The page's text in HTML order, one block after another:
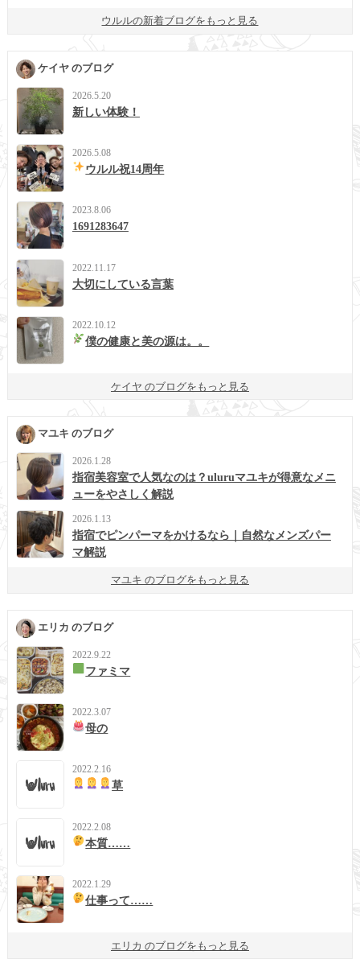
ウルルの新着ブログをもっと見る
ケイヤ のブログ
2026.5.20
新しい体験！
2026.5.08
ウルル祝14周年
2023.8.06
1691283647
2022.11.17
大切にしている言葉
2022.10.12
僕の健康と美の源は。。
ケイヤ のブログをもっと見る
マユキ のブログ
2026.1.28
指宿美容室で人気なのは？uluruマユキが得意なメニ
ューをやさしく解説
2026.1.13
指宿でピンパーマをかけるなら｜自然なメンズパー
マ解説
マユキ のブログをもっと見る
エリカ のブログ
2022.9.22
ファミマ
2022.3.07
母の
2022.2.16
草
2022.2.08
本質……
2022.1.29
仕事って……
エリカ のブログをもっと見る